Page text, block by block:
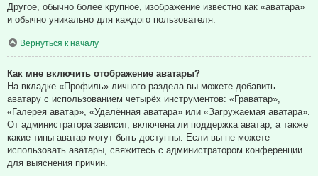
Другое, обычно более крупное, изображение известно как «аватара»
и обычно уникально для каждого пользователя.
Вернуться к началу
Как мне включить отображение аватары?
На вкладке «Профиль» личного раздела вы можете добавить
аватару с использованием четырёх инструментов: «Граватар»,
«Галерея аватар», «Удалённая аватара» или «Загружаемая аватара».
От администратора зависит, включена ли поддержка аватар, а также
какие типы аватар могут быть доступны. Если вы не можете
использовать аватары, свяжитесь с администратором конференции
для выяснения причин.